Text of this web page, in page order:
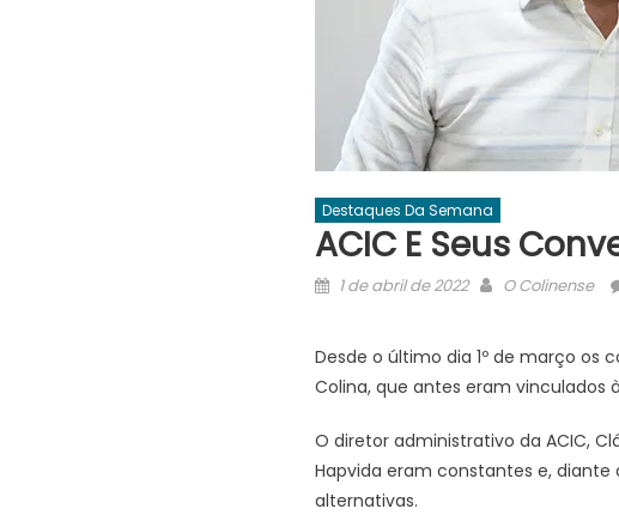
Destaques Da Semana
ACIC E Seus
Posted
1 de abril de 2022 Author
O Colinense
Desde o último dia 1º de março os
Colina, que antes eram vinculados
O diretor administrativo da ACIC,
Hapvida eram constantes e, diante
alternativas.